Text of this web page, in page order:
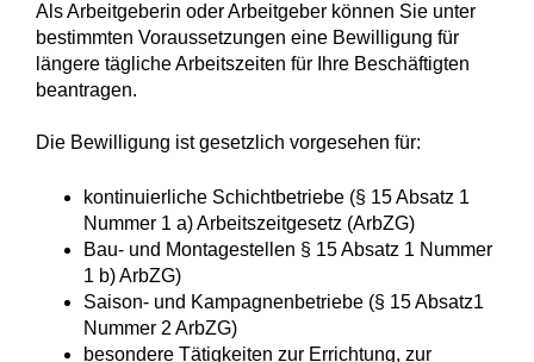
Als Arbeitgeberin oder Arbeitgeber können Sie unter
bestimmten Voraussetzungen eine Bewilligung für
längere tägliche Arbeitszeiten für Ihre Beschäftigten
beantragen.
Die Bewilligung ist gesetzlich vorgesehen für:
kontinuierliche Schichtbetriebe (§ 15 Absatz 1
Nummer 1 a) Arbeitszeitgesetz (ArbZG)
Bau- und Montagestellen § 15 Absatz 1 Nummer
1 b) ArbZG)
Saison- und Kampagnenbetriebe (§ 15 Absatz1
Nummer 2 ArbZG)
besondere Tätigkeiten zur Errichtung, zur